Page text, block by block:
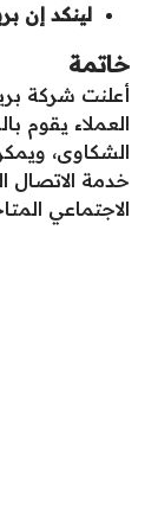
لينكد إن
خاتمة
أعلنت شركة
العملاء يقوم
الشكاوى،
خدمة الاتصال
الاجتماعي